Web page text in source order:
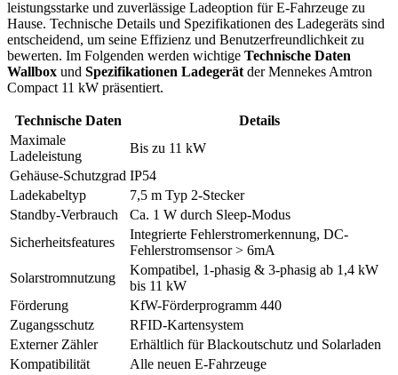
leistungsstarke und zuverlässige Ladeoption für E-Fahrzeuge zu
Hause. Technische Details und Spezifikationen des Ladegeräts sind
entscheidend, um seine Effizienz und Benutzerfreundlichkeit zu
bewerten. Im Folgenden werden wichtige Technische Daten
Wallbox und Spezifikationen Ladegerät der Mennekes Amtron
Compact 11 kW präsentiert.
Technische Daten
Details
Maximale
Ladeleistung
Bis zu 11 kW
Gehäuse-Schutzgrad IP54
Ladekabeltyp
7,5 m Typ 2-Stecker
Standby-Verbrauch
Ca. 1 W durch Sleep-Modus
Sicherheitsfeatures
Integrierte Fehlerstromerkennung, DC-
Fehlerstromsensor > 6mA
Solarstromnutzung
Kompatibel, 1-phasig & 3-phasig ab 1,4 kW
bis 11 kW
Förderung
KfW-Förderprogramm 440
Zugangsschutz
RFID-Kartensystem
Externer Zähler
Erhältlich für Blackoutschutz und Solarladen
Kompatibilität
Alle neuen E-Fahrzeuge